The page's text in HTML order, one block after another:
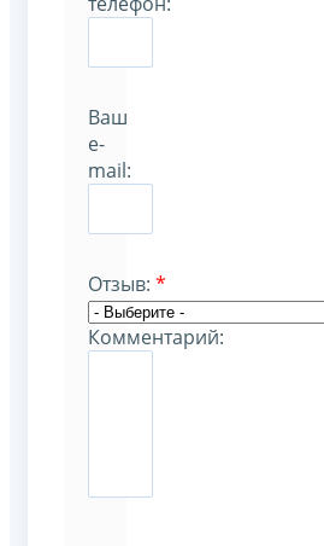
Ваш
e-
mail:
Отзыв: *
Комментарий: